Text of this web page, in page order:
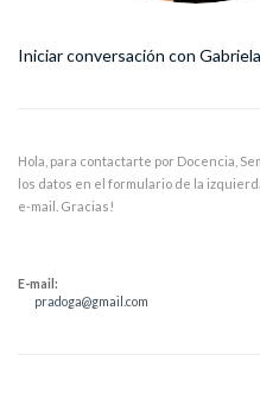
Iniciar conversación con Gabriela
Hola, para contactarte por Docencia,
los datos en el formulario de la
e-mail. Gracias!
E-mail:
pradoga@gmail.com